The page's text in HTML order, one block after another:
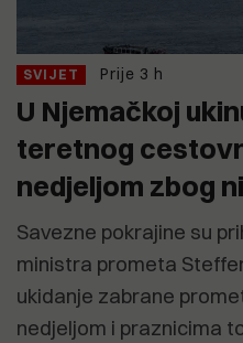
SVIJET Prije 3 h
U Njemačkoj
teretnog
nedjeljom zbog
Savezne pokrajine su
ministra prometa
ukidanje zabrane
nedjeljom i praznicima